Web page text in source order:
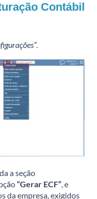
Contábil
.
a seção
“Gerar ECF” , e
da empresa, exigidos